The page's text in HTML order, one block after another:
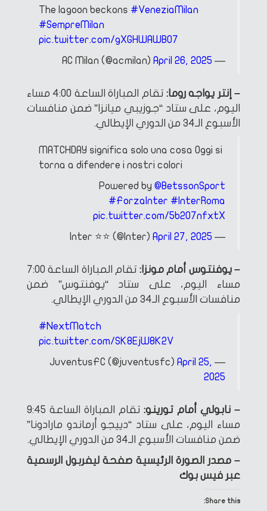
The lagoon beckons #VeneziaMilan
#SempreMilan
pic.twitter.com/gXGHWAWBO7
— AC Milan (@acmilan)
April 26, 2025
– إنتر يواجه روما:
تقام المباراة الساعة 4:00 مساء
اليوم، على ستاد “جوزيبي ميانزا” ضمن منافسات
الأسبوع الـ34 من الدوري الإيطالي.
MATCHDAY significa solo una cosa Oggi si
torna a difendere i nostri colori
Powered by @BetssonSport
#ForzaInter #InterRoma
pic.twitter.com/5b207nfxtX
— Inter ⭐⭐ (@Inter)
April 27, 2025
– يوفنتوس أمام مونزا:
تقام المباراة الساعة 7:00
مساء اليوم، على ستاد “يوفنتوس” ضمن
منافسات الأسبوع الـ34 من الدوري الإيطالي.
#NextMatch
pic.twitter.com/SK8EjW8K2V
— JuventusFC (@juventusfc)
April 25,
2025
– نابولي أمام تورينو:
تقام المباراة الساعة 9:45
مساء اليوم، على ستاد “دييجو أرماندو مارادونا”
ضمن منافسات الأسبوع الـ34 من الدوري الإيطالي.
– مصدر الصورة الرئيسية صفحة ليفربول الرسمية
عبر فيس بوك
Share this: